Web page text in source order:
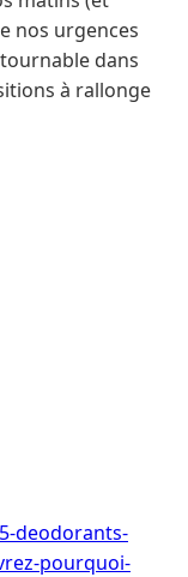
nos urgences
dans
à rallonge
deodorants-
pourquoi-